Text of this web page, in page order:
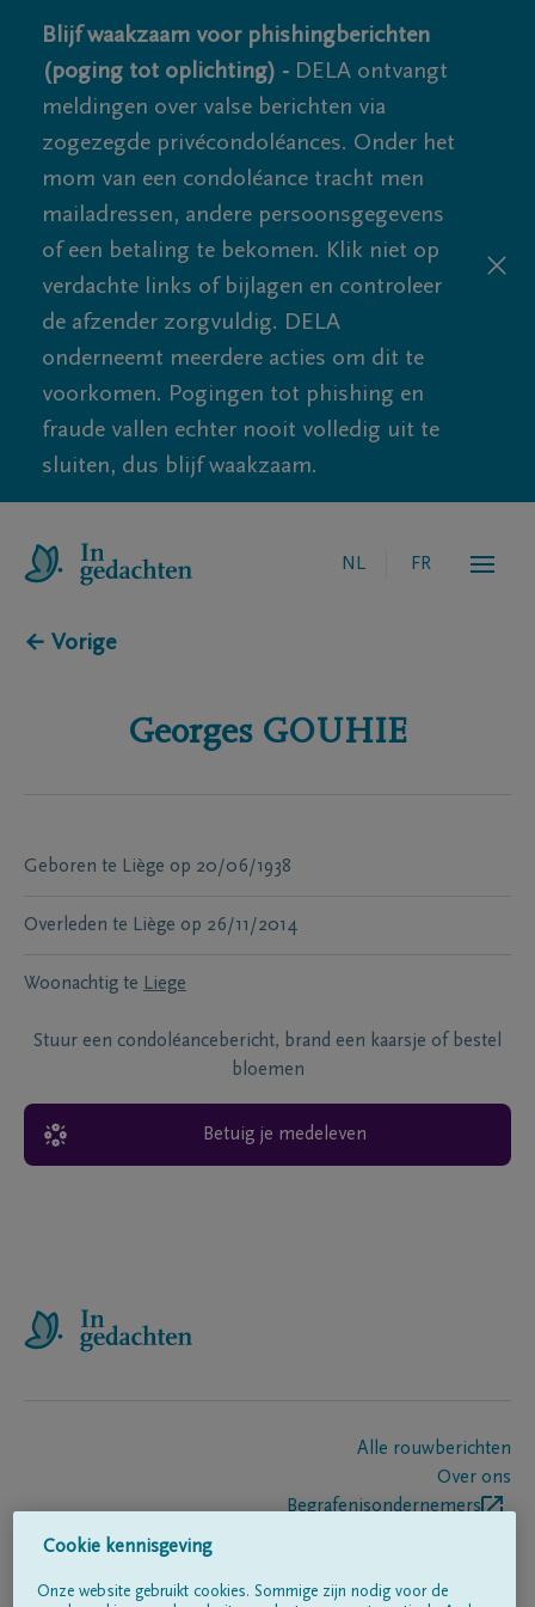
Blijf waakzaam voor phishingberichten
(poging tot oplichting) - DELA ontvangt
meldingen over valse berichten via
zogezegde privécondoléances. Onder het
mom van een condoléance tracht men
mailadressen, andere persoonsgegevens
of een betaling te bekomen. Klik niet op
verdachte links of bijlagen en controleer
de afzender zorgvuldig. DELA
onderneemt meerdere acties om dit te
voorkomen. Pogingen tot phishing en
fraude vallen echter nooit volledig uit te
sluiten, dus blijf waakzaam.
NL FR
← Vorige
Georges GOUHIE
Geboren te Liège op 20/06/1938
Overleden te Liège op 26/11/2014
Woonachtig te Liege
Stuur een condoléancebericht, brand een kaarsje of bestel
bloemen
Betuig je medeleven
Alle rouwberichten
Over ons
Begrafenisondernemers
Cookie kennisgeving
Onze website gebruikt cookies. Sommige zijn nodig voor de